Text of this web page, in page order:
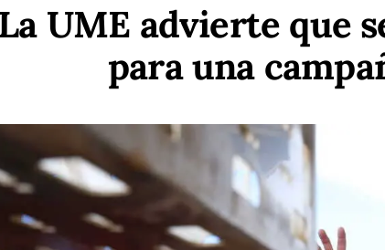
La UME advierte que
para una